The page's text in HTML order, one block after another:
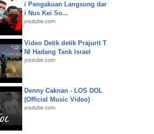
i Pengakuan Langsung dar
i Nus Kei So...
youtube.com
Video Detik detik Prajurit T
NI Hadang Tank Israel
youtube.com
Denny Caknan - LOS DOL
(Official Music Video)
youtube.com